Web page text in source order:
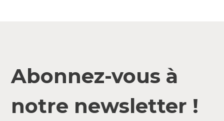
Abonnez-vous à
notre newsletter !